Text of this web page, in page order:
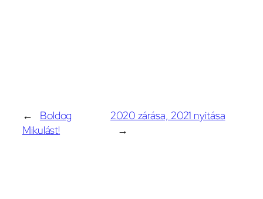
←
Boldog
Mikulást!
2020 zárása, 2021 nyitása
→